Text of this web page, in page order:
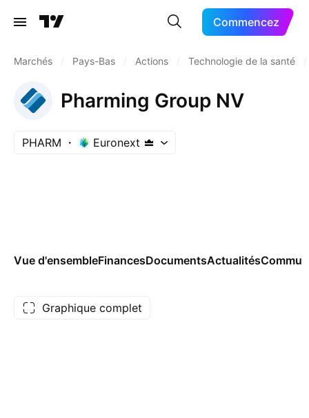
Commencez
Marchés Pays-Bas Actions Technologie de la santé
Pharming Group NV
PHARM Euronext
Vue d'ensembleFinancesDocumentsActualités
Graphique complet